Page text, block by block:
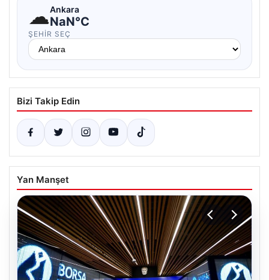
☁Ankara
NaN°C
ŞEHIR SEÇ
Bizi Takip Edin
Yan Manşet